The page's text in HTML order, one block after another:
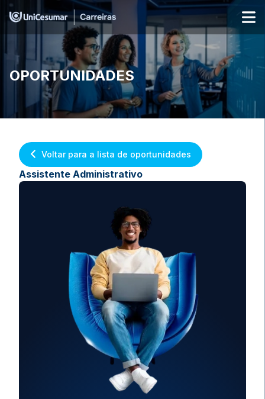
OPORTUNIDADES
Voltar para a lista de oportunidades
Assistente Administrativo